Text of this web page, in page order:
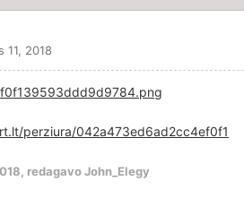
11, 2018
perziura/042a473ed6ad2cc4ef0f1
, redagavo John_Elegy